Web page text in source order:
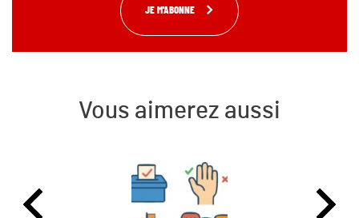
JE M'ABONNE
Vous aimerez aussi